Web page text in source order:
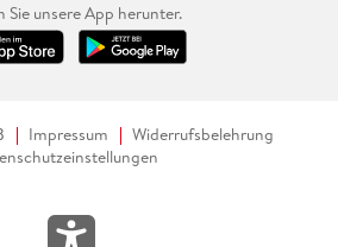
Sie unsere App herunter.
Impressum
Widerrufsbelehrung